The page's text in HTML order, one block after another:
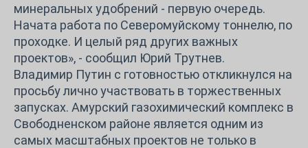
минеральных удобрений - первую очередь.
Начата работа по Северомуйскому тоннелю, по
проходке. И целый ряд других важных
проектов», - сообщил Юрий Трутнев.
Владимир Путин с готовностью откликнулся на
просьбу лично участвовать в торжественных
запусках. Амурский газохимический комплекс в
Свободненском районе является одним из
самых масштабных проектов не только в